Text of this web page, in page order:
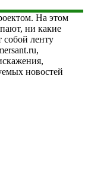
На этом
ни какие
собой ленту
новостей